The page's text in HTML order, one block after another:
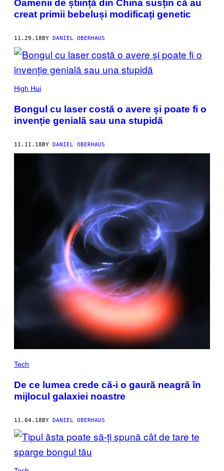
Oamenii de știință din China susțin că au
creat primii bebeluși modificați genetic
11.29.18BY DANIEL OBERHAUS
High Hui
Bongul cu laser costă o avere și poate fi o
invenție genială sau una stupidă
11.11.18BY DANIEL OBERHAUS
Tech
De ce lumea crede că-i o gaură neagră în
mijlocul galaxiei noastre
11.04.18BY DANIEL OBERHAUS